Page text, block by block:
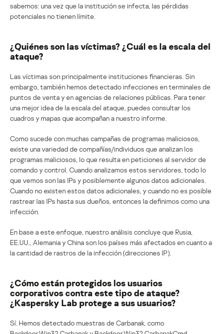
sabemos: una vez que la institución se infecta, las pérdidas
potenciales no tienen límite.
¿Quiénes son las víctimas? ¿Cuál es la escala del
ataque?
Las víctimas son principalmente instituciones financieras. Sin
embargo, también hemos detectado infecciones en terminales de
puntos de venta y en agencias de relaciones públicas. Para tener
una mejor idea de la escala del ataque, puedes consultar los
cuadros y mapas que acompañan a nuestro informe.
Como sucede con muchas campañas de programas maliciosos,
existe una variedad de compañías/individuos que analizan los
programas maliciosos, lo que resulta en peticiones al servidor de
comando y control. Cuando analizamos estos servidores, todo lo
que vemos son las IPs y posiblemente algunos datos adicionales.
Cuando no existen estos datos adicionales, y cuando no es posible
rastrear las IPs hasta sus dueños, entonces la definimos como una
infección.
En base a este enfoque, nuestro análisis concluye que Rusia,
EE.UU., Alemania y China son los países más afectados en cuanto a
la cantidad de rastros de la infección (direcciones IP).
¿Cómo están protegidos los usuarios
corporativos contra este tipo de ataque?
¿Kaspersky Lab protege a sus usuarios?
Sí. Hemos detectado muestras de Carbanak, como